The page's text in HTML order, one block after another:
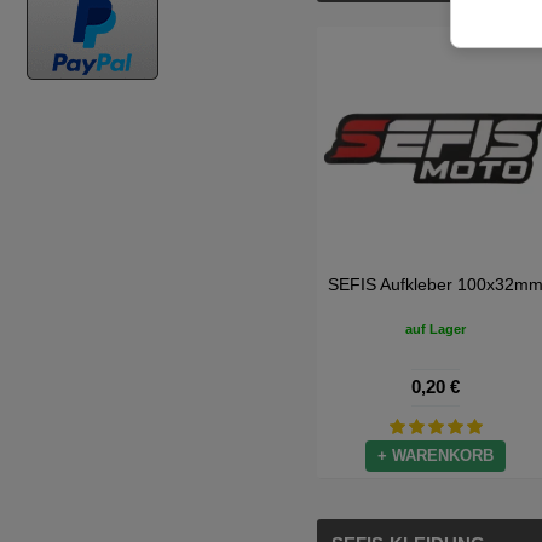
SEFIS Aufkleber 100x32mm
auf Lager
0,20 €
+ WARENKORB